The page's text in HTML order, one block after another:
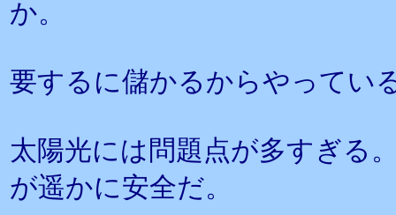
か。
要するに儲かるからやってい
太陽光には問題点が多すぎる
が遥かに安全だ。